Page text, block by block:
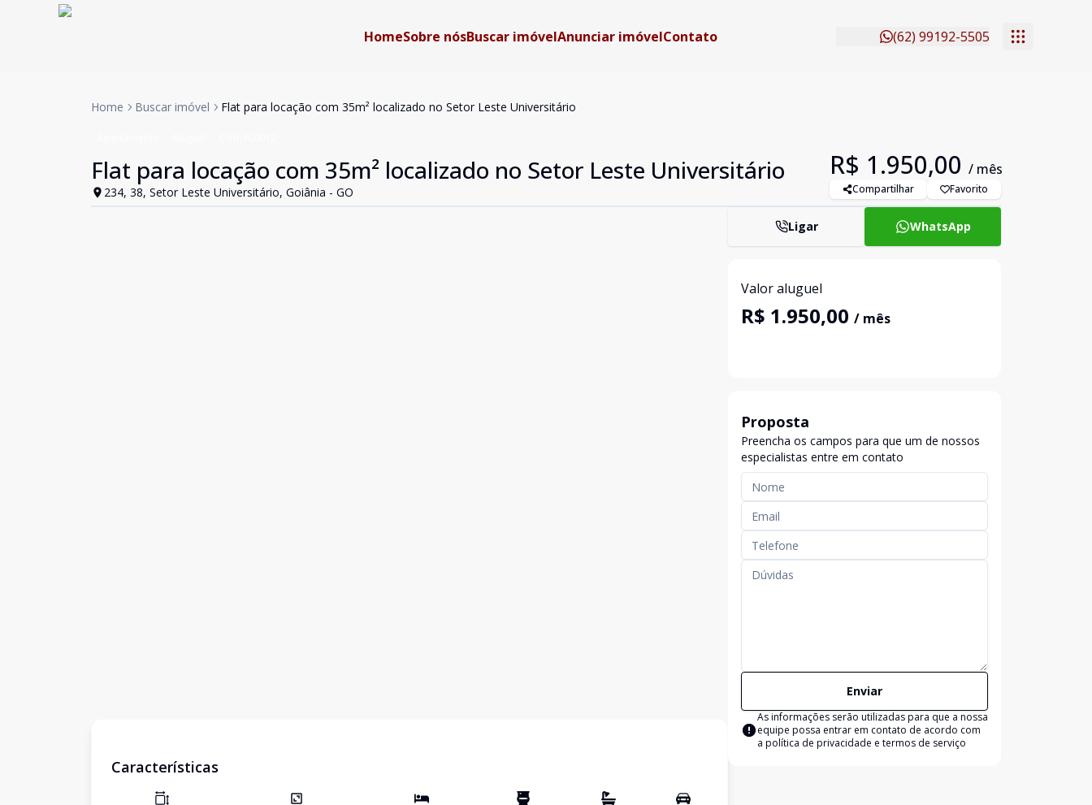
HomeSobre nósBuscar imóvelAnunciar imóvelContato (62) 99192-5505
Home Buscar imóvel Flat para locação com 35m² localizado no Setor Leste Universitário
Flat para locação com 35m² localizado no Setor Leste Universitário
234, 38, Setor Leste Universitário, Goiânia - GO
R$ 1.950,00 / mês
Compartilhar Favorito
Características
Ligar WhatsApp
Valor aluguel
R$ 1.950,00 / mês
Proposta
Preencha os campos para que um de nossos
especialistas entre em contato
Enviar
As informações serão utilizadas para que a nossa
equipe possa entrar em contato de acordo com
a política de privacidade e termos de serviço